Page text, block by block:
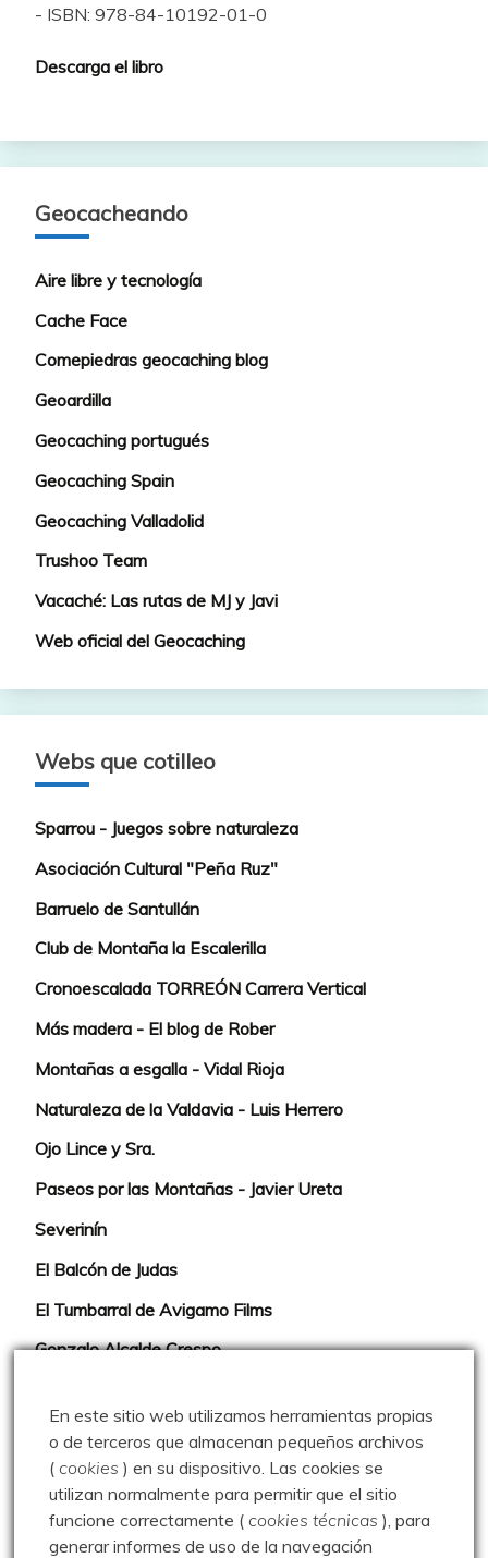
- ISBN: 978-84-10192-01-0
Descarga el libro
Geocacheando
Aire libre y tecnología
Cache Face
Comepiedras geocaching blog
Geoardilla
Geocaching portugués
Geocaching Spain
Geocaching Valladolid
Trushoo Team
Vacaché: Las rutas de MJ y Javi
Web oficial del Geocaching
Webs que cotilleo
Sparrou - Juegos sobre naturaleza
Asociación Cultural "Peña Ruz"
Barruelo de Santullán
Club de Montaña la Escalerilla
Cronoescalada TORREÓN Carrera Vertical
Más madera - El blog de Rober
Montañas a esgalla - Vidal Rioja
Naturaleza de la Valdavia - Luis Herrero
Ojo Lince y Sra.
Paseos por las Montañas - Javier Ureta
Severinín
El Balcón de Judas
El Tumbarral de Avigamo Films
Gonzalo Alcalde Crespo
Montaña en libertad
Rutas y excursiones con niños
Valdeolea. Río Camesa, la vía azul
Aprendiz de sueños
En este sitio web utilizamos herramientas propias
o de terceros que almacenan pequeños archivos
(cookies ) en su dispositivo. Las cookies se
utilizan normalmente para permitir que el sitio
funcione correctamente (cookies técnicas ), para
generar informes de uso de la navegación